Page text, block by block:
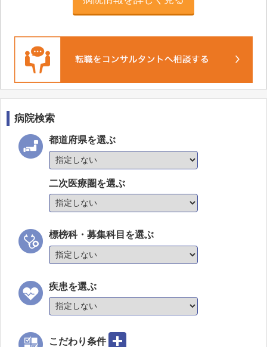
病院検索
都道府県を選ぶ
二次医療圏を選ぶ
標榜科・募集科目を選ぶ
疾患を選ぶ
こだわり条件